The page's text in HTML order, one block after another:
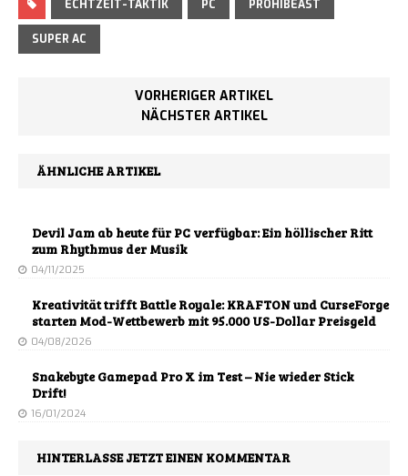
ECHTZEIT-TAKTIK PC PROHIBEAST
SUPER AC
VORHERIGER ARTIKEL
NÄCHSTER ARTIKEL
ÄHNLICHE ARTIKEL
Devil Jam ab heute für PC verfügbar: Ein höllischer Ritt
zum Rhythmus der Musik
04/11/2025
Kreativität trifft Battle Royale: KRAFTON und CurseForge
starten Mod-Wettbewerb mit 95.000 US-Dollar Preisgeld
04/08/2026
Snakebyte Gamepad Pro X im Test – Nie wieder Stick
Drift!
16/01/2024
HINTERLASSE JETZT EINEN KOMMENTAR